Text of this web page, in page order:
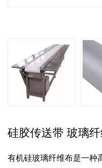
硅胶传送带 玻璃
有机硅玻璃纤维布是一种